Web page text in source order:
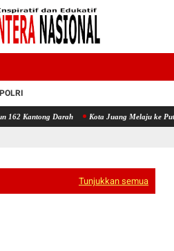
Kota Juang Melaju ke Putaran Kedua Voli
Tunjukkan semua